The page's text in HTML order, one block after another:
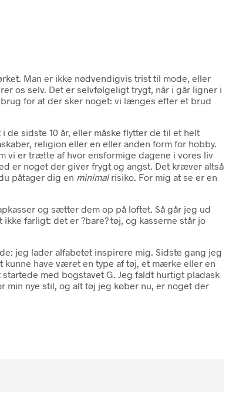
Man er ikke nødvendigvis trist til mode, eller
os selv. Det er selvfølgeligt trygt, når i går ligner i
for at der sker noget: vi længes efter et brud
sidste 10 år, eller måske flytter de til et helt
religion eller en eller anden form for hobby.
vi er trætte af hvor ensformige dagene i vores liv
er noget der giver frygt og angst. Det kræver altså
påtager dig en minimalrisiko. For mig at se er en
og sætter dem op på loftet. Så går jeg ud
farligt: det er ?bare? tøj, og kasserne står jo
jeg lader alfabetet inspirere mig. Sidste gang jeg
kunne have været en type af tøj, et mærke eller en
med bogstavet G. Jeg faldt hurtigt pladask
min nye stil, og alt tøj jeg køber nu, er noget der